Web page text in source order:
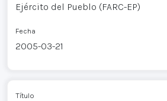
Ejército del Pueblo (FARC-EP)
Fecha
2005-03-21
Título